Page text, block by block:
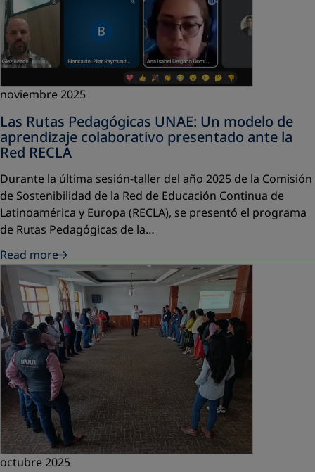
noviembre 2025
Las Rutas Pedagógicas UNAE: Un modelo de
aprendizaje colaborativo presentado ante la
Red RECLA
Durante la última sesión-taller del año 2025 de la Comisión
de Sostenibilidad de la Red de Educación Continua de
Latinoamérica y Europa (RECLA), se presentó el programa
de Rutas Pedagógicas de la…
Read more
octubre 2025